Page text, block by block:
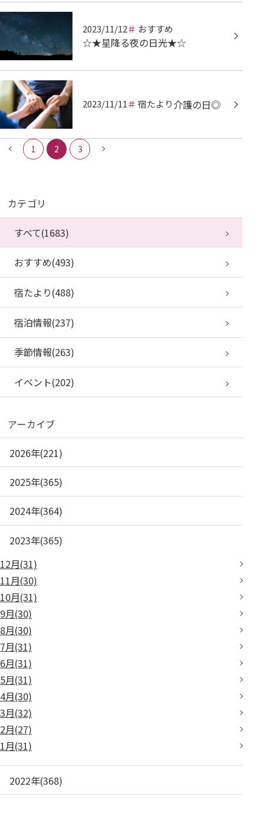
2023/11/12 おすすめ
☆★星降る夜の日光★☆
2023/11/11 宿たより介護の日◎
1 2 3
カテゴリ
すべて(1683)
おすすめ(493)
宿たより(488)
宿泊情報(237)
季節情報(263)
イベント(202)
アーカイブ
2026年(221)
2025年(365)
2024年(364)
2023年(365)
12月(31)
11月(30)
10月(31)
9月(30)
8月(30)
7月(31)
6月(31)
5月(31)
4月(30)
3月(32)
2月(27)
1月(31)
2022年(368)